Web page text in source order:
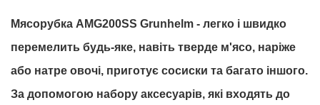
Мясорубка AMG200SS Grunhelm - легко і швидко
перемелить будь-яке, навіть тверде м'ясо, наріже
або натре овочі, приготує сосиски та багато іншого.
За допомогою набору аксесуарів, які входять до